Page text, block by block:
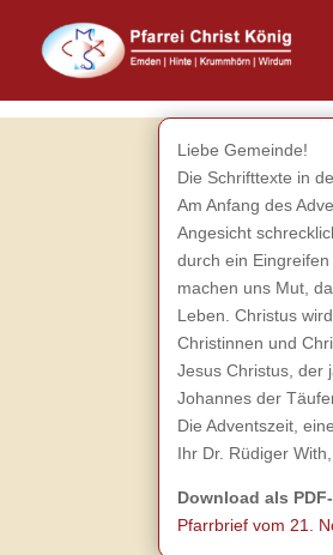
Liebe Gemeinde!
Die Schrifttexte in
Am Anfang des
Angesicht
durch ein
machen uns Mut,
Leben. Christus
Christinnen und
Jesus Christus, der
Johannes der
Die Adventszeit,
Ihr Dr. Rüdiger
Download als
Pfarrbrief vom 21.